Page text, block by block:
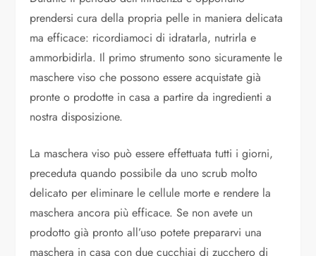
prendersi cura della propria pelle in maniera delicata
ma efficace: ricordiamoci di idratarla, nutrirla e
ammorbidirla. Il primo strumento sono sicuramente le
maschere viso che possono essere acquistate già
pronte o prodotte in casa a partire da ingredienti a
nostra disposizione.
La maschera viso può essere effettuata tutti i giorni,
preceduta quando possibile da uno scrub molto
delicato per eliminare le cellule morte e rendere la
maschera ancora più efficace. Se non avete un
prodotto già pronto all’uso potete prepararvi una
maschera in casa con due cucchiai di zucchero di